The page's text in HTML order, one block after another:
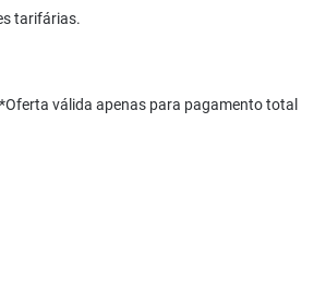
tarifárias.
válida apenas para pagamento total